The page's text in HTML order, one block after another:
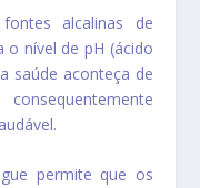
alcalinas de
o nível de pH (ácido
saúde aconteça de
permite que os